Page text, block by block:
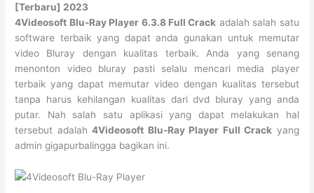
[Terbaru] 2023
4Videosoft Blu-Ray Player 6.3.8 Full Crack adalah salah satu
software terbaik yang dapat anda gunakan untuk memutar
video Bluray dengan kualitas terbaik. Anda yang senang
menonton video bluray pasti selalu mencari media player
terbaik yang dapat memutar video dengan kualitas tersebut
tanpa harus kehilangan kualitas dari dvd bluray yang anda
putar. Nah salah satu aplikasi yang dapat melakukan hal
tersebut adalah4Videosoft Blu-Ray Player Full Crack yang
admin gigapurbalingga bagikan ini.